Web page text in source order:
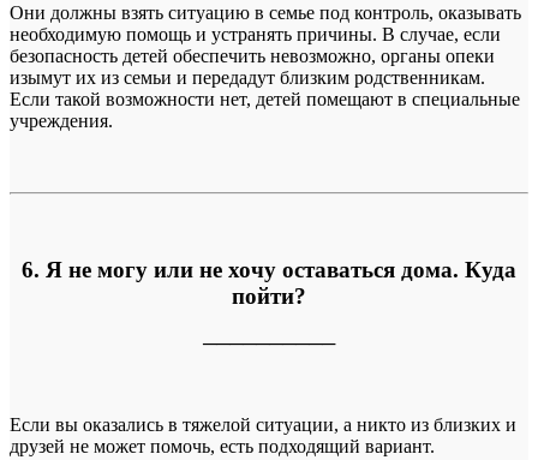
Они должны взять ситуацию в семье под контроль, оказывать
необходимую помощь и устранять причины. В случае, если
безопасность детей обеспечить невозможно, органы опеки
изымут их из семьи и передадут близким родственникам.
Если такой возможности нет, детей помещают в специальные
учреждения.
6. Я не могу или не хочу оставаться дома. Куда
пойти?
──────────
Если вы оказались в тяжелой ситуации, а никто из близких и
друзей не может помочь, есть подходящий вариант.